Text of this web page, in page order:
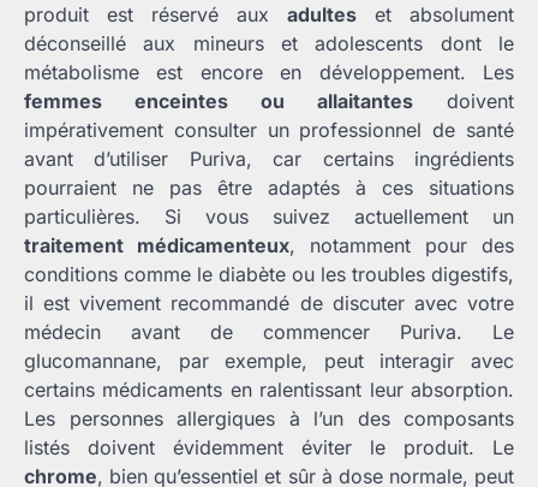
produit est réservé aux adultes et absolument
déconseillé aux mineurs et adolescents dont le
métabolisme est encore en développement. Les
femmes enceintes ou allaitantes doivent
impérativement consulter un professionnel de santé
avant d’utiliser Puriva, car certains ingrédients
pourraient ne pas être adaptés à ces situations
particulières. Si vous suivez actuellement un
traitement médicamenteux, notamment pour des
conditions comme le diabète ou les troubles digestifs,
il est vivement recommandé de discuter avec votre
médecin avant de commencer Puriva. Le
glucomannane, par exemple, peut interagir avec
certains médicaments en ralentissant leur absorption.
Les personnes allergiques à l’un des composants
listés doivent évidemment éviter le produit. Le
chrome, bien qu’essentiel et sûr à dose normale, peut